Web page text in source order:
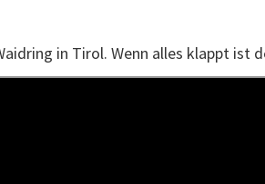
in Tirol. Wenn alles klappt ist